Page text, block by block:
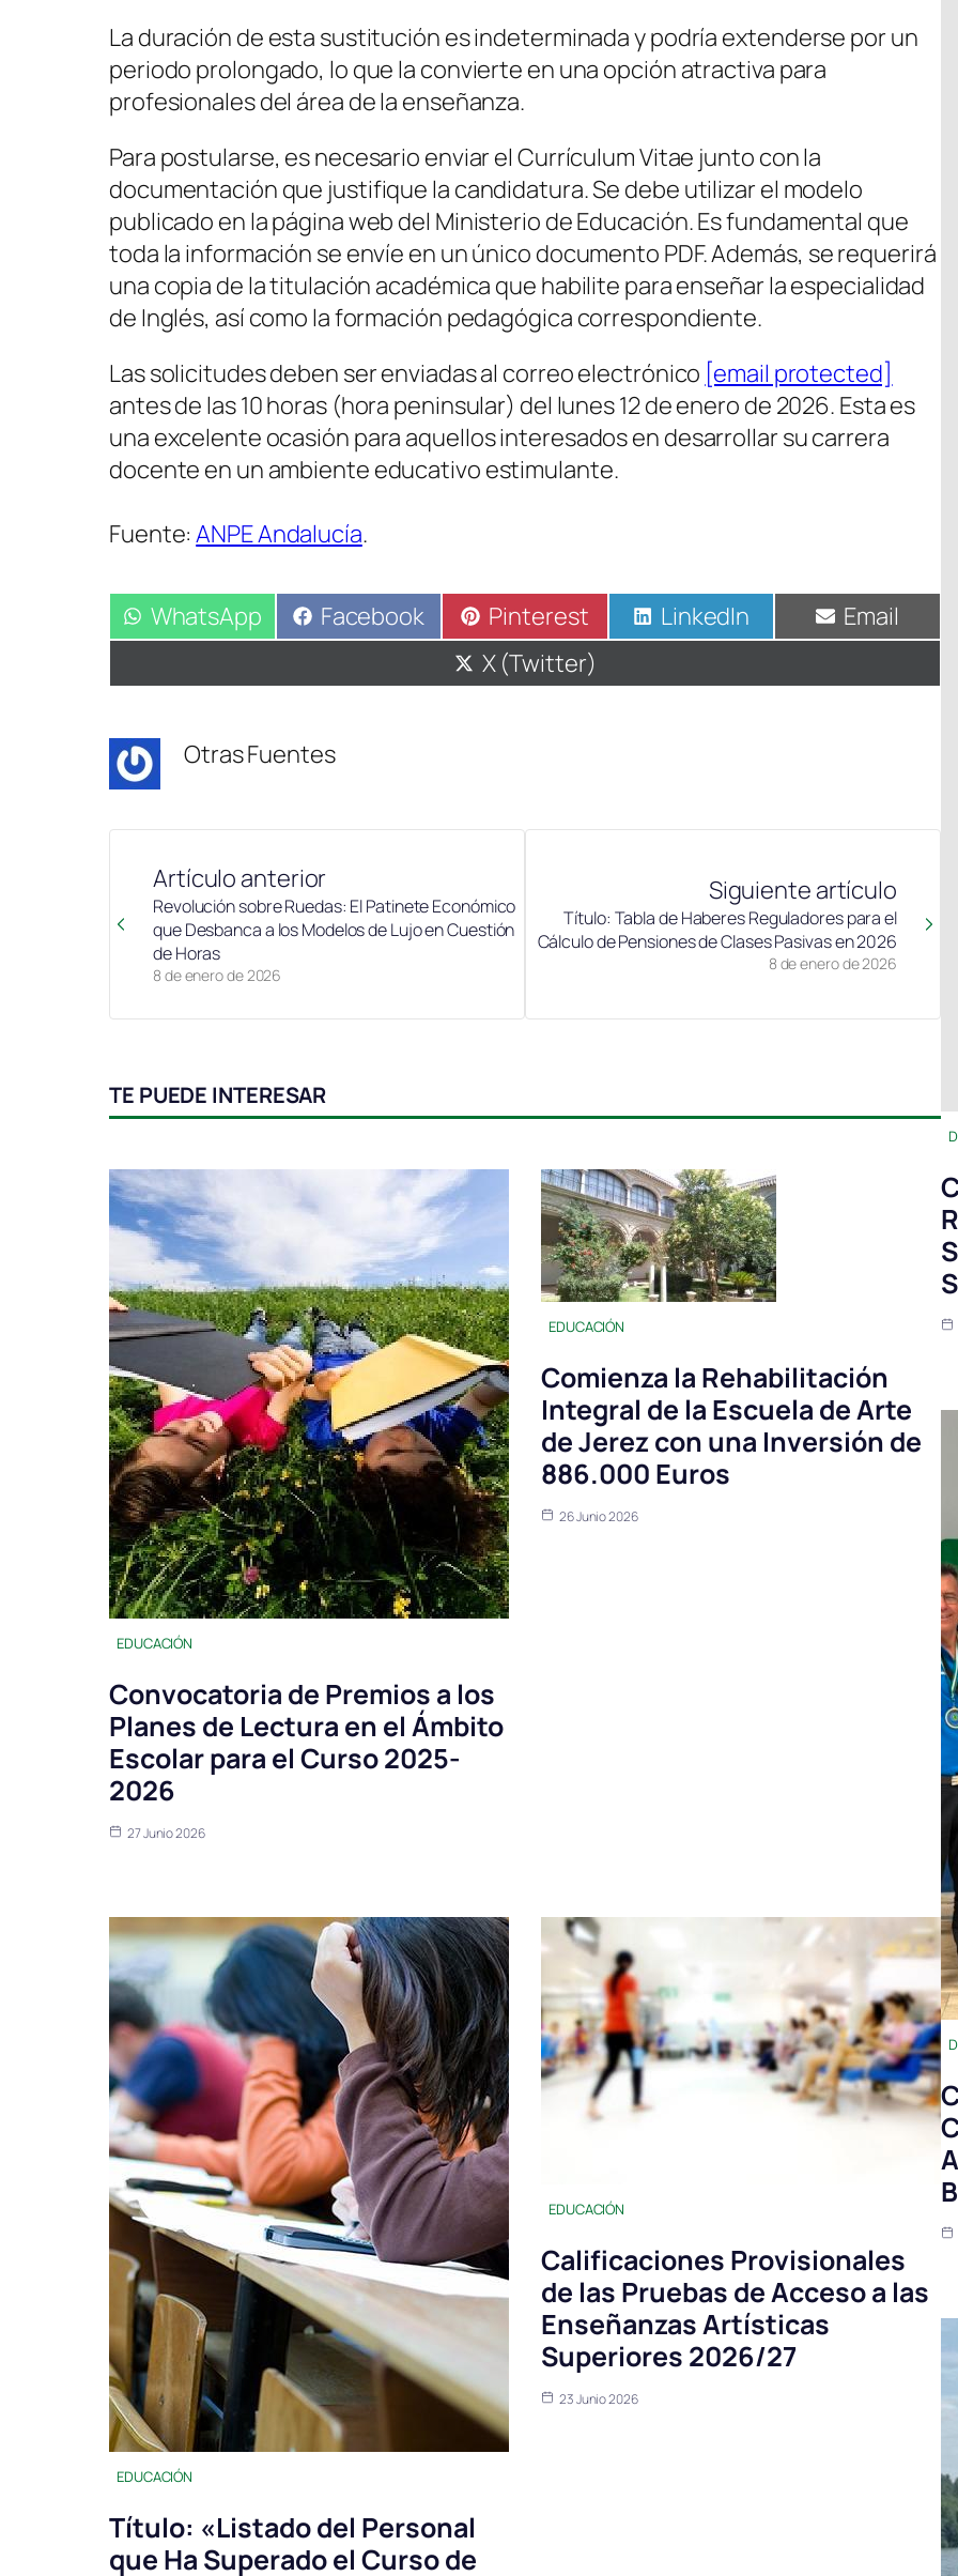
La duración de esta sustitución es indeterminada y podría extenderse por un
periodo prolongado, lo que la convierte en una opción atractiva para
profesionales del área de la enseñanza.
Para postularse, es necesario enviar el Currículum Vitae junto con la
documentación que justifique la candidatura. Se debe utilizar el modelo
publicado en la página web del Ministerio de Educación. Es fundamental que
toda la información se envíe en un único documento PDF. Además, se requerirá
una copia de la titulación académica que habilite para enseñar la especialidad
de Inglés, así como la formación pedagógica correspondiente.
Las solicitudes deben ser enviadas al correo electrónico [email protected]
antes de las 10 horas (hora peninsular) del lunes 12 de enero de 2026. Esta es
una excelente ocasión para aquellos interesados en desarrollar su carrera
docente en un ambiente educativo estimulante.
Fuente:ANPE Andalucía.
Compartir
en
WhatsApp Compartir
en
Facebook Compartir
en
Pinterest Compartir
en
LinkedIn Compartir
en
Email
Compartir
en
X (Twitter)
Otras Fuentes
Artículo anterior
8 de enero de 2026
Revolución sobre Ruedas: El Patinete Económico
que Desbanca a los Modelos de Lujo en Cuestión
de Horas
Siguiente artículo
8 de enero de 2026
Título: Tabla de Haberes Reguladores para el
Cálculo de Pensiones de Clases Pasivas en 2026
TE PUEDE INTERESAR
EDUCACIÓN
Convocatoria de Premios a los
Planes de Lectura en el Ámbito
Escolar para el Curso 2025-
2026
27 Junio 2026
EDUCACIÓN
Comienza la Rehabilitación
Integral de la Escuela de Arte
de Jerez con una Inversión de
886.000 Euros
26 Junio 2026
EDUCACIÓN
Título: «Listado del Personal
que Ha Superado el Curso de
EDUCACIÓN
Calificaciones Provisionales
de las Pruebas de Acceso a las
Enseñanzas Artísticas
Superiores 2026/27
23 Junio 2026